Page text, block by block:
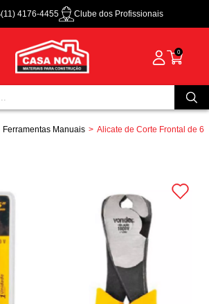
(11) 4176-4455 Clube dos Profissionais
0
Ferramentas Manuais Alicate de Corte Frontal de 6